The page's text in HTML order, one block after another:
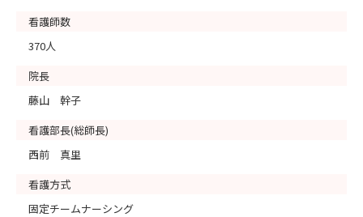
看護師数
370人
院長
藤山 幹子
看護部長(総師長)
西前 真里
看護方式
固定チームナーシング